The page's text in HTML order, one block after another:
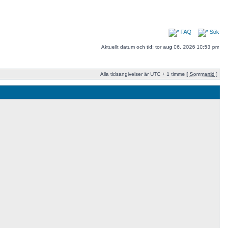
FAQ Sök
Aktuellt datum och tid: tor aug 06, 2026 10:53 pm
Alla tidsangivelser är UTC + 1 timme [ Sommartid ]